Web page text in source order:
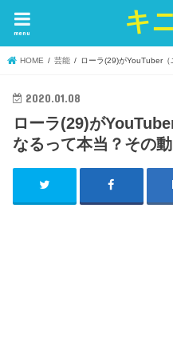
キ
menu
HOME 芸能 ローラ(29)がYouTuber
2020.01.08
ローラ(29)が
なるって本当？その